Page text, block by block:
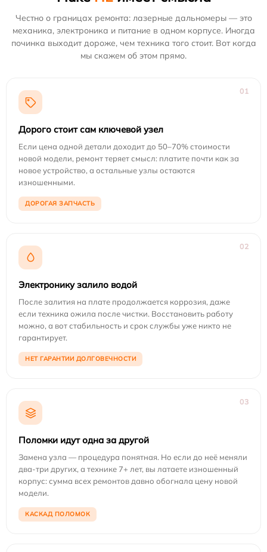
Честно о границах ремонта: лазерные дальномеры — это
механика, электроника и питание в одном корпусе. Иногда
починка выходит дороже, чем техника того стоит. Вот когда
мы скажем об этом прямо.
01
Дорого стоит сам ключевой узел
Если цена одной детали доходит до 50–70% стоимости
новой модели, ремонт теряет смысл: платите почти как за
новое устройство, а остальные узлы остаются
изношенными.
ДОРОГАЯ ЗАПЧАСТЬ
02
Электронику залило водой
После залития на плате продолжается коррозия, даже
если техника ожила после чистки. Восстановить работу
можно, а вот стабильность и срок службы уже никто не
гарантирует.
НЕТ ГАРАНТИИ ДОЛГОВЕЧНОСТИ
03
Поломки идут одна за другой
Замена узла — процедура понятная. Но если до неё меняли
два-три других, а технике 7+ лет, вы латаете изношенный
корпус: сумма всех ремонтов давно обогнала цену новой
модели.
КАСКАД ПОЛОМОК